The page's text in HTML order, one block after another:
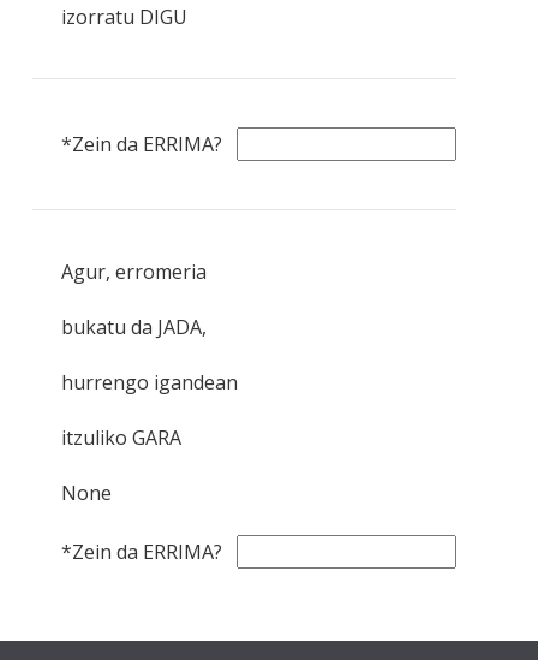
izorratu DIGU
*Zein da ERRIMA?
Agur, erromeria
bukatu da JADA,
hurrengo igandean
itzuliko GARA
None
*Zein da ERRIMA?